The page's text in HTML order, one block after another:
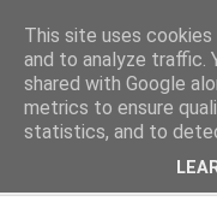
"Kvaka"
Časopis za
This site uses
and to analyze traffic.
shared with Google
metrics to ensure
statistics, and to